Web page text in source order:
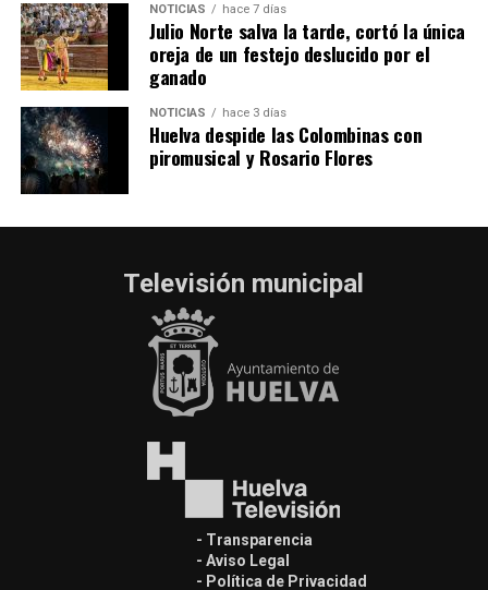
NOTICIAS hace 7 días
Julio Norte salva la tarde, cortó la única
oreja de un festejo deslucido por el
ganado
NOTICIAS hace 3 días
Huelva despide las Colombinas con
piromusical y Rosario Flores
Televisión municipal
- Transparencia
- Aviso Legal
- Política de Privacidad